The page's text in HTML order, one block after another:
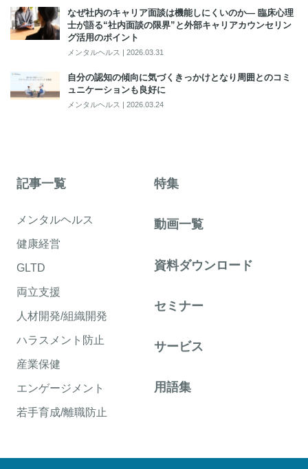
なぜ社内のキャリア面談は機能しにくいのか― 臨床心理
士が語る“社内面談の限界”と外部キャリアカウンセリン
グ活用のポイント
メンタルヘルス 2026.03.31
自分の認知の傾向に気づくきっかけとなり周囲とのコミ
ュニケーションも良好に
メンタルヘルス 2026.03.24
記事一覧
メンタルヘルス
健康経営
GLTD
両立支援
人材開発/組織開発
ハラスメント防止
産業保健
エンゲージメント
若手育成/離職防止
特集
動画一覧
資料ダウンロード
セミナー
サービス
用語集